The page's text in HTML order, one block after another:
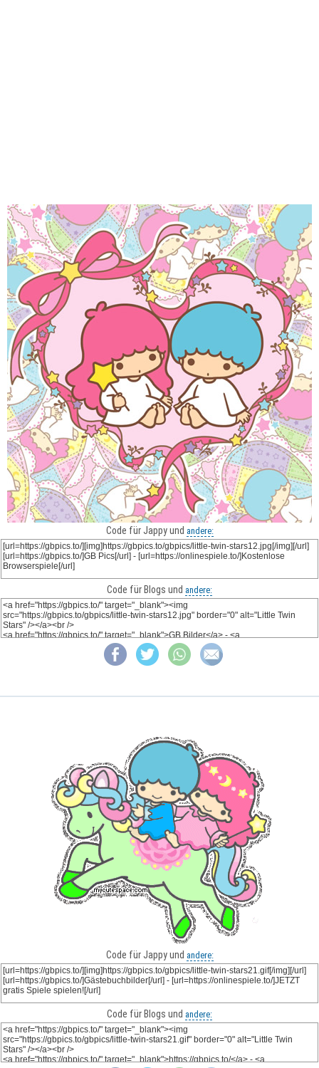
Code für Jappy und andere:
Code für Blogs und andere:
Code für Jappy und andere:
Code für Blogs und andere: